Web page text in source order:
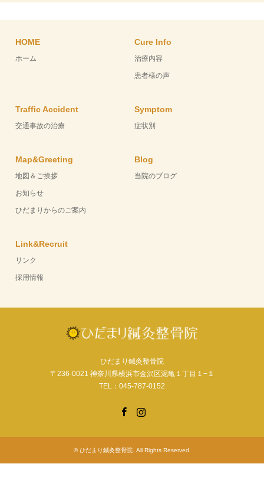
HOME
ホーム
Cure Info
治療内容
患者様の声
Traffic Accident
交通事故の治療
Symptom
症状別
Map&Greeting
地図＆ご挨拶
お知らせ
ひだまりからのご案内
Blog
当院のブログ
Link&Recruit
リンク
採用情報
ひだまり鍼灸整骨院
〒236-0021 神奈川県横浜市金沢区泥亀１丁目１−１
TEL：045-787-0152
©ひだまり鍼灸整骨院. All Rights Reserved.